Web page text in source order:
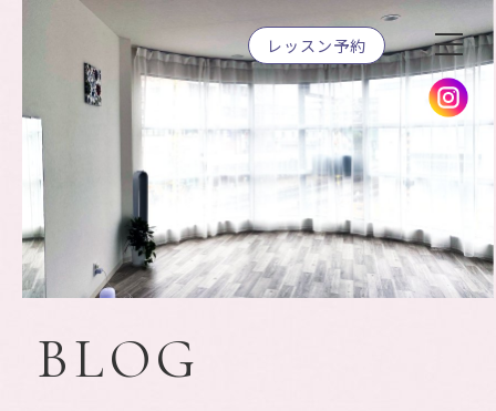
レッスン予約
BLOG